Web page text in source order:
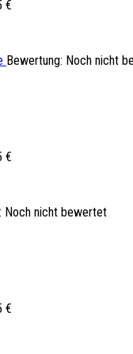
€
Bewertung: Noch nicht
€
Noch nicht bewertet
€